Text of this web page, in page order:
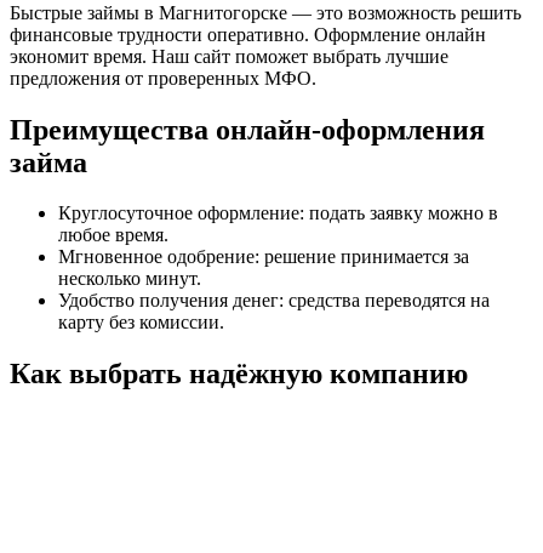
Быстрые займы в Магнитогорске — это возможность решить
финансовые трудности оперативно. Оформление онлайн
экономит время. Наш сайт поможет выбрать лучшие
предложения от проверенных МФО.
Преимущества онлайн-оформления
займа
Круглосуточное оформление: подать заявку можно в
любое время.
Мгновенное одобрение: решение принимается за
несколько минут.
Удобство получения денег: средства переводятся на
карту без комиссии.
Как выбрать надёжную компанию